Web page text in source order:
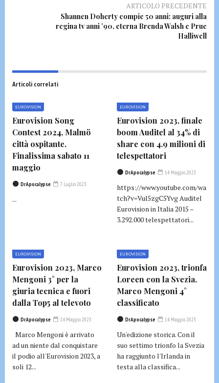
ARTICOLO PRECEDENTE
Shannen Doherty compie 50 anni: auguri alla
regina tv anni ’90, eterna Brenda Walsh e Prue
Halliwell
Articoli correlati
EUROVISION
Eurovision Song
Contest 2024, Malmö
città ospitante.
Finalissima sabato 11
maggio
DrApocalypse 7 Luglio 2023
...
EUROVISION
Eurovision 2023, finale
boom Auditel al 34% di
share con 4.9 milioni di
telespettatori
DrApocalypse 14 Maggio 2023
https://www.youtube.com/wa
tch?v=Vul5zgC5Yvg Auditel
Eurovision in Italia 2015 –
3.292.000 telespettatori...
EUROVISION
Eurovision 2023, Marco
Mengoni 3° per la
giuria tecnica e fuori
dalla Top5 al televoto
DrApocalypse 14 Maggio 2023
Marco Mengoni è arrivato
ad un niente dal conquistare
il podio all'Eurovision 2023, a
soli 12...
EUROVISION
Eurovision 2023, trionfa
Loreen con la Svezia.
Marco Mengoni 4°
classificato
DrApocalypse 14 Maggio 2023
Un'edizione storica. Con il
suo settimo trionfo la Svezia
ha raggiunto l'Irlanda in
testa alla classifica...